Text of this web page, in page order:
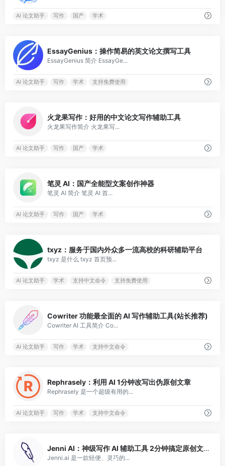
AI 论文助手 写作 国产 学术
EssayGenius：操作简易的英文论文撰写工具
EssayGenius 简介 EssayGe...
AI 论文助手 写作 学术 支持免费使用
火龙果写作：好用的中文论文写作辅助工具
火龙果写作简介 火龙果写...
AI 论文助手 写作 国产 学术
笔灵 AI：国产全能型文案创作神器
笔灵 AI 简介 笔灵 AI 首...
AI 论文助手 写作 国产 学术
txyz：服务于国内外众多一流高校的科研辅助平台
txyz 是什么 txyz 首页预...
AI 论文助手 学术 支持中文命令 支持免费使用
Cowriter 功能最全面的 AI 写作辅助工具(站长推荐)
Cowriter AI 工具简介 Co...
AI 论文助手 写作 学术 支持中文命令
Rephrasely：利用 AI 1分钟改写出伪原创文章
Rephrasely 是一个超级有用的...
AI 论文助手 写作 学术 支持中文命令
Jenni AI：神级写作 AI 辅助工具 2分钟搞定原创文章
Jenni.ai 是一款轻便、灵巧的...